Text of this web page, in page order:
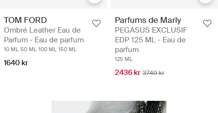
TOM FORD
Ombré Leather Eau de
Parfum - Eau de parfum
10 ML 50 ML 100 ML 150 ML
1640 kr
Parfums de Marly
PEGASUS EXCLUSIF
EDP 125 ML - Eau de
parfum
125 ML
2436 kr 3749 kr